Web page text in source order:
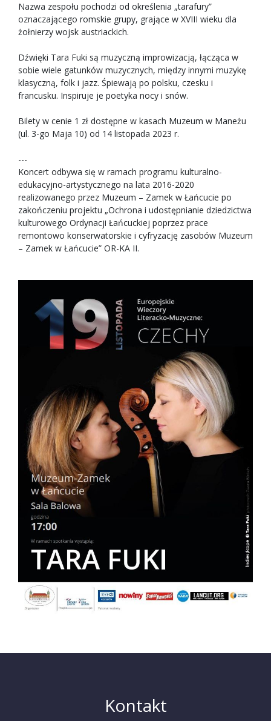
Nazwa zespołu pochodzi od określenia „tarafury”
oznaczającego romskie grupy, grające w XVIII wieku dla
żołnierzy wojsk austriackich.
Dźwięki Tara Fuki są muzyczną improwizacją, łącząca w
sobie wiele gatunków muzycznych, między innymi muzykę
klasyczną, folk i jazz. Śpiewają po polsku, czesku i
francusku. Inspiruje je poetyka nocy i snów.
Bilety w cenie 1 zł dostępne w kasach Muzeum w Maneżu
(ul. 3-go Maja 10) od 14 listopada 2023 r.
---
Koncert odbywa się w ramach programu kulturalno-
edukacyjno-artystycznego na lata 2016-2020
realizowanego przez Muzeum – Zamek w Łańcucie po
zakończeniu projektu „Ochrona i udostępnianie dziedzictwa
kulturowego Ordynacji Łańcuckiej poprzez prace
remontowo konserwatorskie i cyfryzację zasobów Muzeum
– Zamek w Łańcucie” OR-KA II.
Kontakt